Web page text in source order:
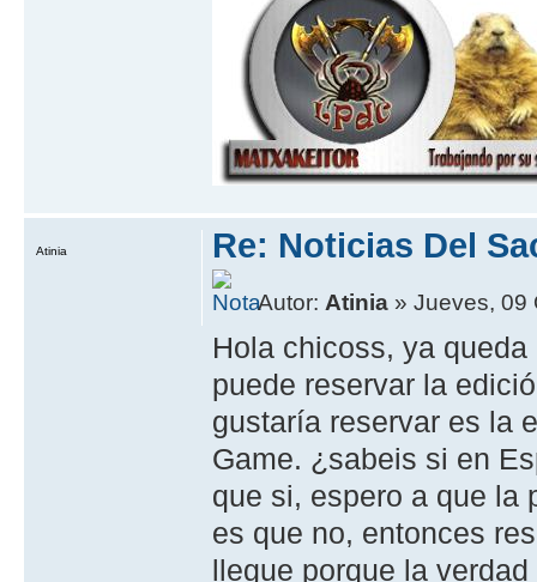
Re: Noticias Del
Autor:Atinia » Jueves, 09
Hola chicoss, ya
puede reservar la
gustaría reservar es la
Game. ¿sabeis si en
que si, espero a que la
es que no, entonces
llegue porque la
Atinia